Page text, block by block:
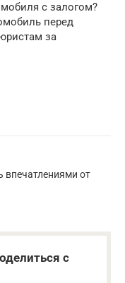
с залогом?
перед
за
впечатлениями от
с